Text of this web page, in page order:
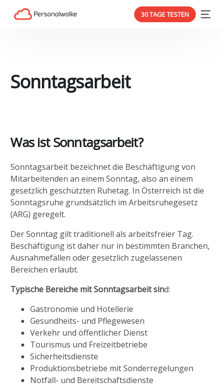
30 TAGE TESTEN
Sonntagsarbeit
Was ist Sonntagsarbeit?
Sonntagsarbeit bezeichnet die Beschäftigung von
Mitarbeitenden an einem Sonntag, also an einem
gesetzlich geschützten Ruhetag. In Österreich ist die
Sonntagsruhe grundsätzlich im Arbeitsruhegesetz
(ARG) geregelt.
Der Sonntag gilt traditionell als arbeitsfreier Tag.
Beschäftigung ist daher nur in bestimmten Branchen,
Ausnahmefällen oder gesetzlich zugelassenen
Bereichen erlaubt.
Typische Bereiche mit Sonntagsarbeit sind:
Gastronomie und Hotellerie
Gesundheits- und Pflegewesen
Verkehr und öffentlicher Dienst
Tourismus und Freizeitbetriebe
Sicherheitsdienste
Produktionsbetriebe mit Sonderregelungen
Notfall- und Bereitschaftsdienste